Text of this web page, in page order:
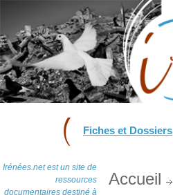
Fiches et Dossiers
Irénées.net est un site de
ressources
documentaires destiné à
Accueil